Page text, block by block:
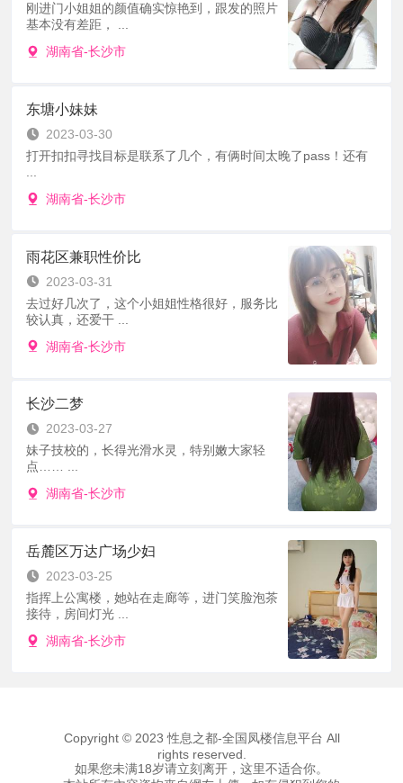
刚进门小姐姐的颜值确实惊艳到，跟发的照片
基本没有差距， ...
湖南省-长沙市
东塘小妹妹
2023-03-30
打开扣扣寻找目标是联系了几个，有俩时间太晚了pass！还有
湖南省-长沙市
雨花区兼职性价比
2023-03-31
去过好几次了，这个小姐姐性格很好，服务比
较认真，还爱干 ...
湖南省-长沙市
长沙二梦
2023-03-27
妹子技校的，长得光滑水灵，特别嫩大家轻
点…… ...
湖南省-长沙市
岳麓区万达广场少妇
2023-03-25
指挥上公寓楼，她站在走廊等，进门笑脸泡茶
接待，房间灯光 ...
湖南省-长沙市
Copyright © 2023 性息之都-全国凤楼信息平台 All
rights reserved.
如果您未满18岁请立刻离开，这里不适合你。